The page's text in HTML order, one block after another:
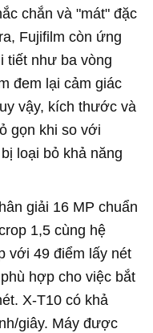
chắn và "mát" đặc
Fujifilm còn ứng
tiết như ba vòng
đem lại cảm giác
vậy, kích thước và
gọn khi so với
loại bỏ khả năng
giải 16 MP chuẩn
1,5 cùng hệ
với 49 điểm lấy nét
hợp cho việc bắt
X-T10 có khả
giây. Máy được